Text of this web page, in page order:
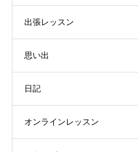
出張レッスン
思い出
日記
オンラインレッスン